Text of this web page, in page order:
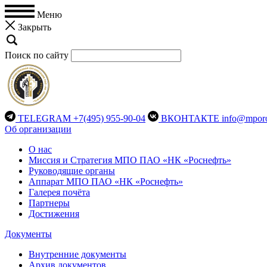
Меню
Закрыть
Поиск по сайту
TELEGRAM +7(495) 955-90-04 ВКОНТАКТЕ
Об организации
О нас
Миссия и Стратегия МПО ПАО «НК «Роснефть»
Руководящие органы
Аппарат МПО ПАО «НК «Роснефть»
Галерея почёта
Партнеры
Достижения
Документы
Внутренние документы
Архив документов